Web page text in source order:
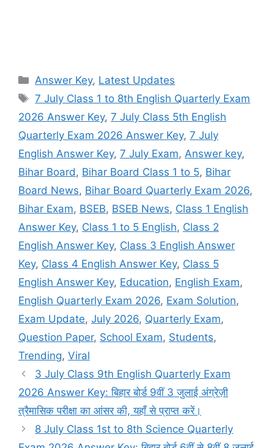
Categories
Answer Key, Latest Updates
Tags
7 July Class 1 to 8th English Quarterly Exam
2026 Answer Key, 7 July Class 5th English
Quarterly Exam 2026 Answer Key, 7 July
English Answer Key, 7 July Exam, Answer key,
Bihar Board , Bihar Board Class 1 to 5, Bihar
Board News, Bihar Board Quarterly Exam 2026,
Bihar Exam, BSEB, BSEB News, Class 1 English
Answer Key, Class 1 to 5 English, Class 2
English Answer Key, Class 3 English Answer
Key, Class 4 English Answer Key, Class 5
English Answer Key, Education, English Exam,
English Quarterly Exam 2026, Exam Solution,
Exam Update, July 2026, Quarterly Exam,
Question Paper, School Exam, Students,
Trending, Viral
3 July Class 9th English Quarterly Exam
2026 Answer Key: बिहार बोर्ड 9वीं 3 जुलाई अंग्रेज़ी
त्रैमासिक परीक्षा का आंसर की, यहाँ से प्राप्त करें।
8 July Class 1st to 8th Science Quarterly